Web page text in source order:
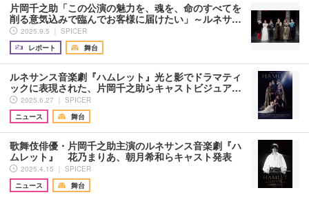
片岡千之助「この公演の魅力を、魂を、命のすべてを
削る意気込みで臨んでお客様に届けたい」～ルネサ…
2025.9.5 ｜ SPICER
レポート
舞台
ルネサンス音楽劇『ハムレット』光と影でドラマティ
ックに表現された、片岡千之助らキャストビジュア…
2025.6.27 ｜ SPICER
ニュース
舞台
歌舞伎俳優・片岡千之助主演のルネサンス音楽劇『ハ
ムレット』 花乃まりあ、朝月希和らキャスト発表
2025.4.15 ｜ SPICER
ニュース
舞台